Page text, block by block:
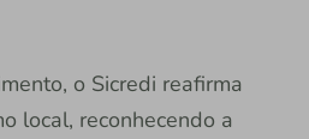
o Sicredi reafirma
local, reconhecendo a